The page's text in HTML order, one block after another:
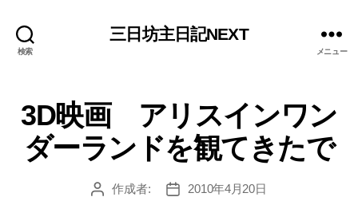
検索
三日坊主日記NEXT
メニュー
3D映画 アリスインワン
ダーランドを観てきたで
投
作成者:
投
2010年4月20日